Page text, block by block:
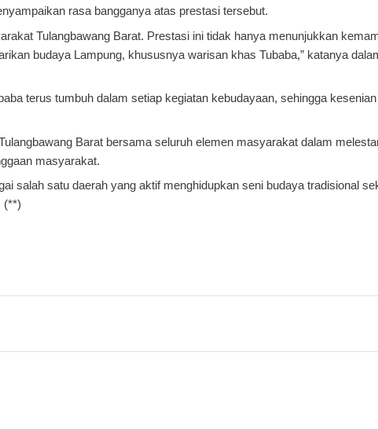
rasa bangganya atas prestasi tersebut.
Tulangbawang Barat. Prestasi ini tidak hanya menunjukkan
budaya Lampung, khususnya warisan khas Tubaba,” katanya
terus tumbuh dalam setiap kegiatan kebudayaan, sehingga
Barat bersama seluruh elemen masyarakat dalam
masyarakat.
salah satu daerah yang aktif menghidupkan seni budaya tradisional
(**)